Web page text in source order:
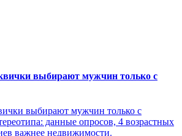
выбирают мужчин только с
выбирают мужчин только с
данные опросов, 4 возрастных
важнее недвижимости.